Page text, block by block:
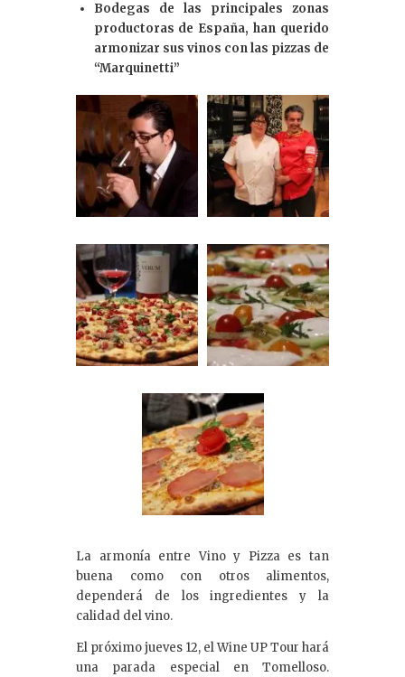
Bodegas de las principales zonas
productoras de España, han querido
armonizar sus vinos con las pizzas de
“Marquinetti”
La armonía entre Vino y Pizza es tan
buena como con otros alimentos,
dependerá de los ingredientes y la
calidad del vino.
El próximo jueves 12, el Wine UP Tour hará
una parada especial en Tomelloso.